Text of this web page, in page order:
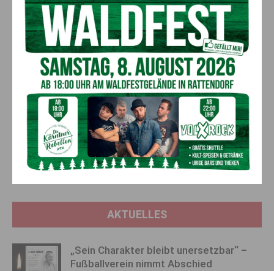
Trotzmehrerer missglückter Rettungsversuchegelang es
derFreiwilligen Feuerwehr Möllbrücke schließlich
gegen
11:50 Uhr,
die Frau in derLendorfer Au
aus dem Wasser zu
ziehen. Diestark unterkühlte und geschwächte Frauwurde
vor Ort von Rettungskräften versorgt und anschließend ins
Krankenhaus Spittal/Draugebracht.
Vorheriger Artikel
Prozessstart nach tödlichem
Schuss in Spittaler Kaserne:
Staatsanwaltschaft schließt
auf Tötungsvorsatz
Nächster Artikel
Für Papa nur das Beste:
Süßigkeiten und gemeinsame
Zeit erobern die Herzen zum
Vatertag!
AKTUELLES
„Sein Charakter bleibt unersetzbar“ –
Fußballverein nimmt Abschied